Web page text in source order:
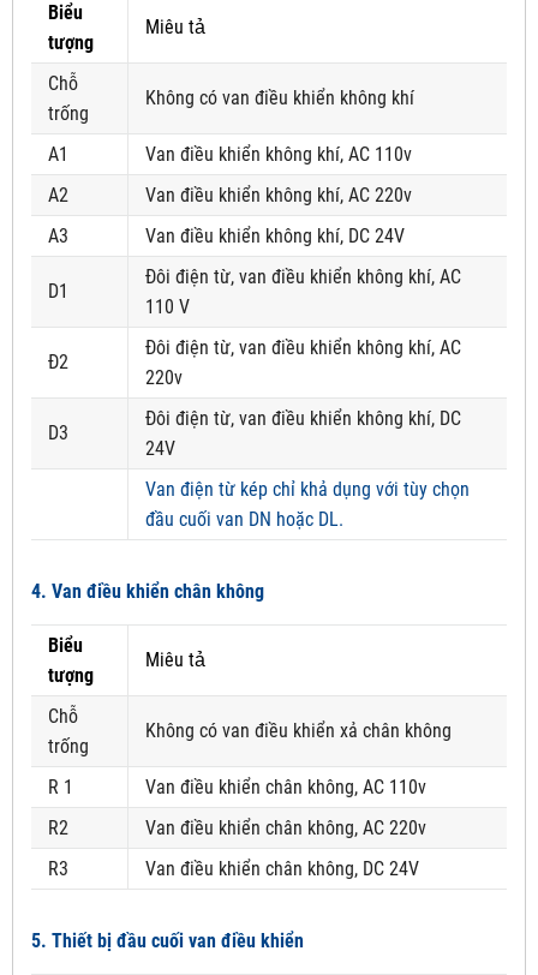
Biểu
tượng
Miêu tả
Chỗ
trống
Không có van điều khiển không khí
A1
Van điều khiển không khí, AC 110v
A2
Van điều khiển không khí, AC 220v
A3
Van điều khiển không khí, DC 24V
D1
Đôi điện từ, van điều khiển không khí, AC
110 V
Đ2
Đôi điện từ, van điều khiển không khí, AC
220v
D3
Đôi điện từ, van điều khiển không khí, DC
24V
Van điện từ kép chỉ khả dụng với tùy chọn
đầu cuối van DN hoặc DL.
4. Van điều khiển chân không
Biểu
tượng
Miêu tả
Chỗ
trống
Không có van điều khiển xả chân không
R 1
Van điều khiển chân không, AC 110v
R2
Van điều khiển chân không, AC 220v
R3
Van điều khiển chân không, DC 24V
5. Thiết bị đầu cuối van điều khiển